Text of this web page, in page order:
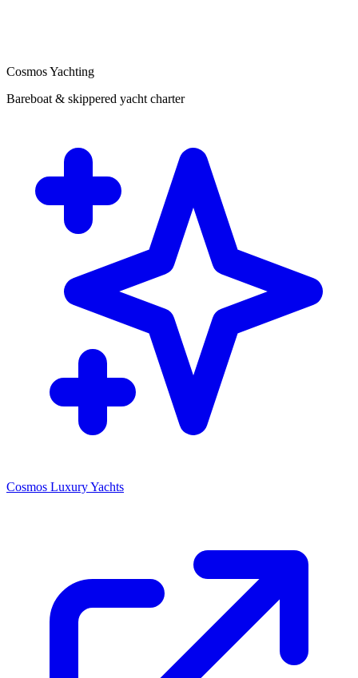
Cosmos Yachting
Bareboat & skippered yacht charter
Cosmos Luxury Yachts